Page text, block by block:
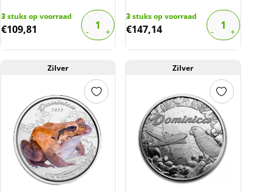
3stuks op voorraad
€109,81
3stuks op voorraad
€147,14
Zilver Zilver